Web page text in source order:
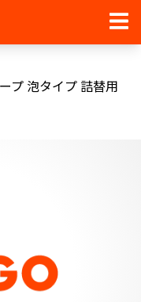
プ 泡タイプ 詰替用